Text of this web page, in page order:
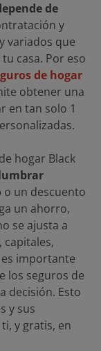
de
y
variados que
casa. Por eso
de hogar
obtener una
en tan solo 1
hogar Black
o un descuento
un ahorro,
se ajusta a
capitales,
importante
los seguros de
decisión. Esto
y sus
y gratis, en